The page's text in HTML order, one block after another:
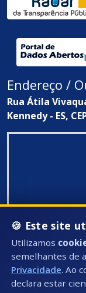
Endereço /
Rua Átila
Kennedy - ES,
🍪 Este site
Utilizamos
semelhantes de
Privacidade. Ao
declara estar